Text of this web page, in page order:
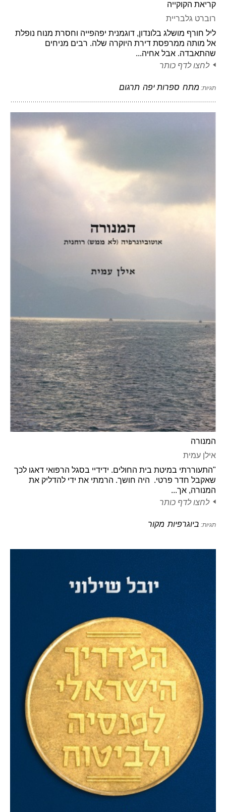
קריאת הקוקייה
רוברט גלבריית
ליל חורף מושלג בלונדון, דוגמנית יפהפייה וחסרת מנוח נופלת
אל מותה ממרפסת דירת היוקרה שלה. רבים מניחים
שהתאבדה. אבל אחיה...
לחצו לדף כותר
תגיות: מתח ספרות יפה תרגום
המנורה
אילן עמית
"התעוררתי במיטת בית החולים. ידידיי בסגל הרפואי דאגו לכך
שאקבל חדר פרטי. היה חושך. הרמתי את ידי להדליק את
המנורה, אך...
לחצו לדף כותר
תגיות: ביוגרפיות מקור